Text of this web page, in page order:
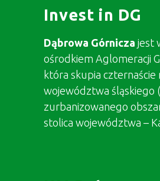
Invest in DG
Dąbrowa Górnicza jest
ośrodkiem Aglomeracji
która skupia czternaście
województwa śląskiego
zurbanizowanego
stolica województwa –